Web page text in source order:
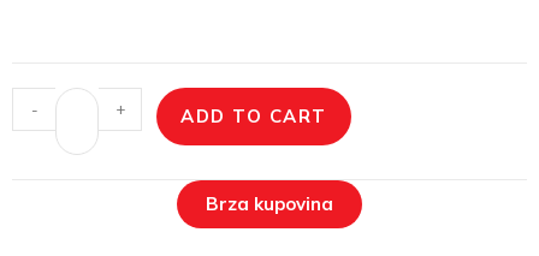
- + ADD TO CART
Brza kupovina